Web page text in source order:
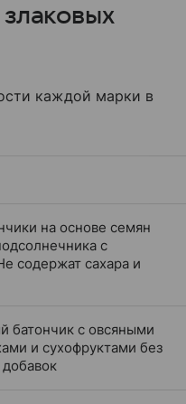
каждой марки в
на основе семян
с
содержат сахара и
батончик с овсяными
и сухофруктами без